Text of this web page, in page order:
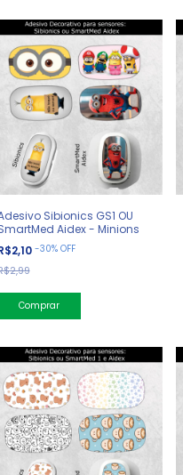
Sibionics GS1 OU
Aidex - Minions
-30% OFF